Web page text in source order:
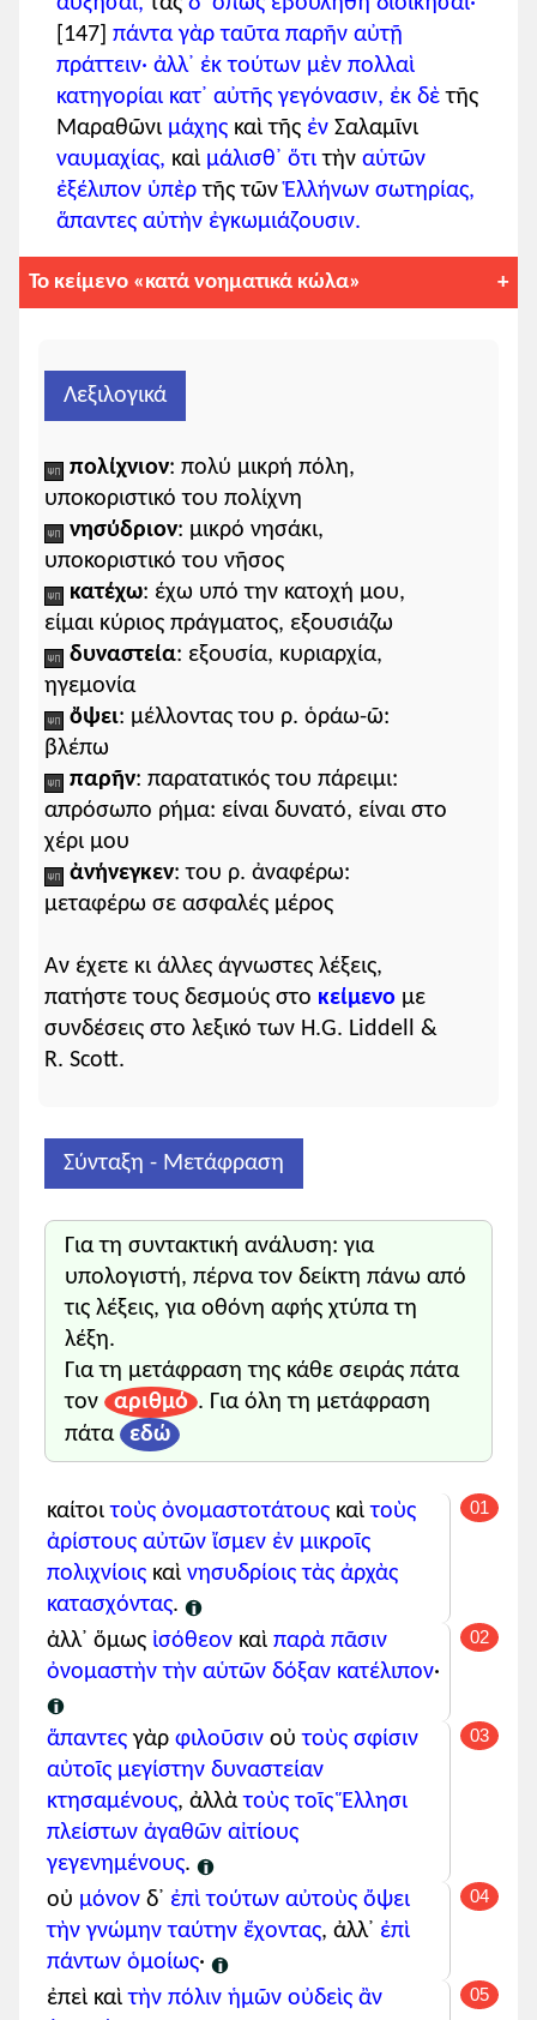
[147] πάντα γὰρ ταῦτα παρῆν αὐτῇ
πράττειν· ἀλλ᾽ ἐκ τούτων μὲν πολλαὶ
κατηγορίαι κατ᾽ αὐτῆς γεγόνασιν, ἐκ δὲ τῆς
Μαραθῶνι μάχης καὶ τῆς ἐν Σαλαμῖνι
ναυμαχίας, καὶ μάλισθ᾽ ὅτι τὴν αὑτῶν
ἐξέλιπον ὑπὲρ τῆς τῶνἙλλήνων σωτηρίας,
ἅπαντες αὐτὴν ἐγκωμιάζουσιν.
Το κείμενο «κατά νοηματικά κώλα»
υπόλοιπες στήλες.
καίτοι
τοὺς ὀνομαστοτάτους καὶ
τοὺς ἀρίστους αὐτῶν
ἴσμεν(ἡμεῖς)
ἐνμικροῖςπολιχνίοις
καὶνησυδρίοις
τὰς ἀρχὰς
ἀλλ᾽ ὅμως
ὀνομαστὴν
τὴν αὑτῶν δόξαν
κατέλιπον
ἅπαντες γὰρφιλοῦσιν
μεγίστην δυναστείαν
κτησαμένους ,
ἀλλὰ τοὺς τοῖς Ἕλλησι
πλείστων ἀγαθῶν
οὐμόνονδ᾽
ἐπὶ τούτων
ὄψει(σύ)
τὴν γνώμην ταύτην
ἔχοντας,
ἀλλ᾽ ἐπὶ πάντων
ὁμοίως
ἐπεὶ καὶ τὴν πόλιν ἡμῶν
αιτιολογική
οὐδεὶς ἂν ἐπαινέσειεν
οὔθ᾽ ὅτι τῆς θαλάττης
αιτιολογική
οὔθ᾽ ὅτι
αιτιολογική
τοσοῦτον πλῆθος
χρημάτωνεἰσπράξασα
τοὺς συμμάχους
τὴν ἀκρόπολιν
ἀνήνεγκεν
, ( ἡ
πόλις
αιτιολογική
πολλῶν πόλεων
ἐξουσίαν
ἔλαβε, (ἡ πόλις)
τὰς μὲν
ἀναστάτους
τὰς δ᾽ αὐξῆσαι,
τὰς δ᾽
διοικῆσαι
ἐβουλήθη (ἡ πόλις
αναφορική
πάντα γὰρ ταῦτα
ε-κύρια
Λεξιλογικά
πολίχνιον: πολύ μικρή πόλη,
υποκοριστικό του πολίχνη
νησύδριον: μικρό νησάκι,
υποκοριστικό του νῆσος
κατέχω: έχω υπό την κατοχή μου,
είμαι κύριος πράγματος, εξουσιάζω
δυναστεία: εξουσία, κυριαρχία,
ηγεμονία
ὄψει: μέλλοντας του ρ. ὁράω-ῶ:
βλέπω
παρῆν: παρατατικός του πάρειμι:
απρόσωπο ρήμα: είναι δυνατό, είναι στο
χέρι μου
ἀνήνεγκεν: του ρ. ἀναφέρω:
μεταφέρω σε ασφαλές μέρος
Αν έχετε κι άλλες άγνωστες λέξεις,
πατήστε τους δεσμούς στο κείμενο με
συνδέσεις στο λεξικό των H.G. Liddell &
R. Scott.
Σύνταξη - Μετάφραση
Για τη συντακτική ανάλυση: για
υπολογιστή, πέρνα τον δείκτη πάνω από
τις λέξεις, για οθόνη αφής χτύπα τη
λέξη.
Για τη μετάφραση της κάθε σειράς πάτα
τον
αριθμό . Για όλη τη μετάφραση
πάτα
εδώ
01
καίτοιτοὺς ὀνομαστοτάτους καὶτοὺς
ἀρίστους αὐτῶν ἴσμεν ἐν μικροῖς
πολιχνίοις καὶ νησυδρίοις τὰς ἀρχὰς
κατασχόντας.
02
ἀλλ᾽ ὅμως ἰσόθεον καὶ παρὰ πᾶσιν
ὀνομαστὴν τὴν αὑτῶν δόξαν κατέλιπον·
03
ἅπαντες γὰρ φιλοῦσιν οὐτοὺς σφίσιν
αὐτοῖς μεγίστην δυναστείαν
κτησαμένους, ἀλλὰτοὺς τοῖς Ἕλλησι
πλείστων ἀγαθῶν αἰτίους
γεγενημένους.
04
οὐ μόνον δ᾽ ἐπὶ τούτων αὐτοὺς ὄψει
τὴν γνώμην ταύτην ἔχοντας, ἀλλ᾽ ἐπὶ
πάντων ὁμοίως·
05
ἐπεὶ καὶτὴν πόλιν ἡμῶν οὐδεὶς ἂν